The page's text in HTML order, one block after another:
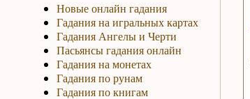
Новые онлайн гадания
Гадания на игральных картах
Гадания Ангелы и Черти
Пасьянсы гадания онлайн
Гадания на монетах
Гадания по рунам
Гадания по книгам